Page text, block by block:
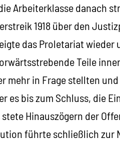
Arbeiterklasse danach
1918 über den
das Proletariat wieder
Teile
mehr in Frage stellten
es bis zum Schluss, die
Hinauszögern der
führte schließlich zur